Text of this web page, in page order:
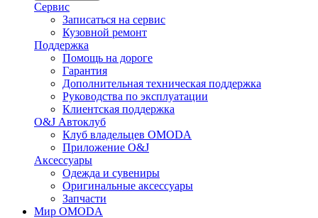
Сервис
Записаться на сервис
Кузовной ремонт
Поддержка
Помощь на дороге
Гарантия
Дополнительная техническая поддержка
Руководства по эксплуатации
Клиентская поддержка
O&J Автоклуб
Клуб владельцев OMODA
Приложение O&J
Аксессуары
Одежда и сувениры
Оригинальные аксессуары
Запчасти
Мир OMODA